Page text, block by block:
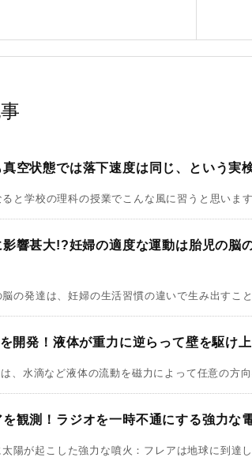
空状態では落下速度は同じ、という実
と学校の理科の授業でこんな風に習うと思いま
響甚大!?妊婦の適度な運動は胎児の脳
の発達は、妊婦の生活習慣の違いで生み出すこ
開発！液体が重力に逆らって壁を駆け
、水滴など液体の流動を磁力によって任意の方
観測！ラジオを一時不通にする強力な
陽が起こした強力な噴火：フレアは地球に到達